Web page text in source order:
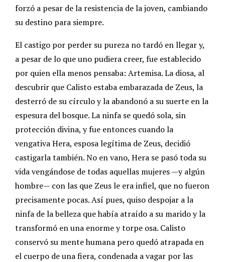
forzó a pesar de la resistencia de la joven, cambiando
su destino para siempre.
El castigo por perder su pureza no tardó en llegar y,
a pesar de lo que uno pudiera creer, fue establecido
por quien ella menos pensaba: Artemisa. La diosa, al
descubrir que Calisto estaba embarazada de Zeus, la
desterró de su círculo y la abandonó a su suerte en la
espesura del bosque. La ninfa se quedó sola, sin
protección divina, y fue entonces cuando la
vengativa Hera, esposa legítima de Zeus, decidió
castigarla también. No en vano, Hera se pasó toda su
vida vengándose de todas aquellas mujeres —y algún
hombre— con las que Zeus le era infiel, que no fueron
precisamente pocas. Así pues, quiso despojar a la
ninfa de la belleza que había atraído a su marido y la
transformó en una enorme y torpe osa. Calisto
conservó su mente humana pero quedó atrapada en
el cuerpo de una fiera, condenada a vagar por las